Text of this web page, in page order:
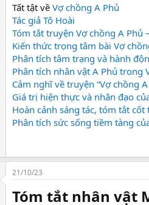
Tất tật về Vợ chồng A Phủ
Tác giả Tô Hoài
Tóm tắt truyện Vợ chồng A Phủ
Kiến thức trọng tâm bài Vợ
Phân tích tâm trạng và hành
Phân tích nhân vật A Phủ trong
Cảm nghĩ về truyện “Vợ chồng
Giá trị hiện thực và nhân đạo
Hoàn cảnh sáng tác, tóm tắt
Phân tích sức sống tiềm tàng
21/10/23
Tóm tắt nhân vật